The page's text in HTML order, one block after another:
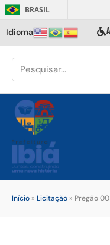
BRASIL
Idioma
Início » Licitação » Pregão